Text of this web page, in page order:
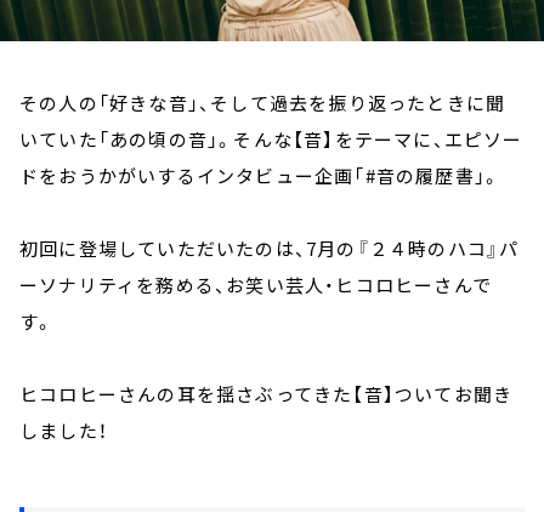
その人の「好きな音」、そして過去を振り返ったときに聞
いていた「あの頃の音」。そんな【音】をテーマに、エピソー
ドをおうかがいするインタビュー企画「#音の履歴書」。
初回に登場していただいたのは、7月の『２４時のハコ』パ
ーソナリティを務める、お笑い芸人・ヒコロヒーさんで
す。
ヒコロヒーさんの耳を揺さぶってきた【音】ついてお聞き
しました！